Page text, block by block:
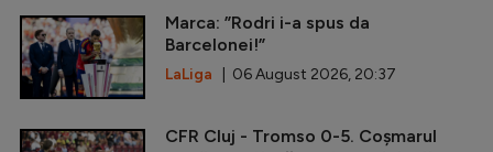
Marca: ”Rodri i-a spus da
Barcelonei!”
LaLiga | 06 August 2026, 20:37
CFR Cluj - Tromso 0-5. Coșmarul